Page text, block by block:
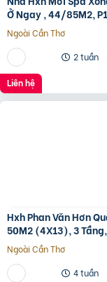
Ở Ngay , 44/85M2,
Vấp, Giá 4.X Tỷ
Ngoài Cần Thơ
2 tuần
Liên hệ
Hxh Phan Văn Hơn
50M2 (4X13), 3
4.96 Tỷ
Ngoài Cần Thơ
4 tuần